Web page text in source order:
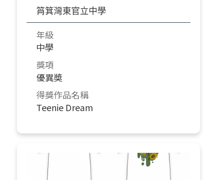
筲箕灣東官立中學
年級
中學
獎項
優異奬
得獎作品名稱
Teenie Dream